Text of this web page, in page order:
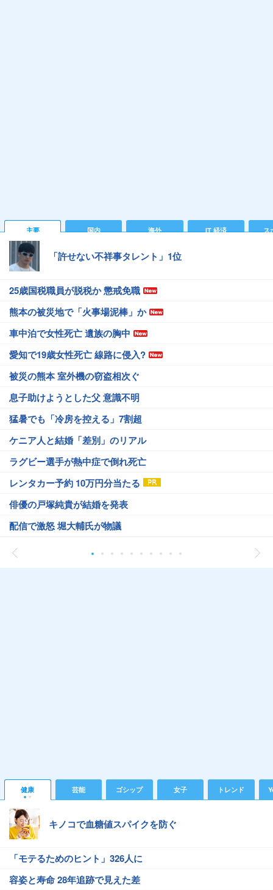
主要 国内 海外 IT 経済 ス
「許せない不祥事タレント」1位
25歳国税職員が脱税か 懲戒免職
熊本の被災地で「火事場泥棒」か
車中泊で女性死亡 遺族の胸中
愛知で19歳女性死亡 線路に侵入?
被災の熊本 室外機の窃盗相次ぐ
息子助けようとした父 意識不明
猛暑でも「冷房を控える」7割超
ケニア人と結婚「差別」のリアル
ラグビー選手が熱中症で倒れ死亡
レンタカー予約 10万円分当たる
俳優の戸塚純貴が結婚を発表
配信で激怒 堀大輔氏が物議
健康 芸能 ゴシップ 女子 トレンド
キノコで血糖値スパイクを防ぐ
「モテるためのヒント」326人に
容姿と寿命 28年追跡で見えた差